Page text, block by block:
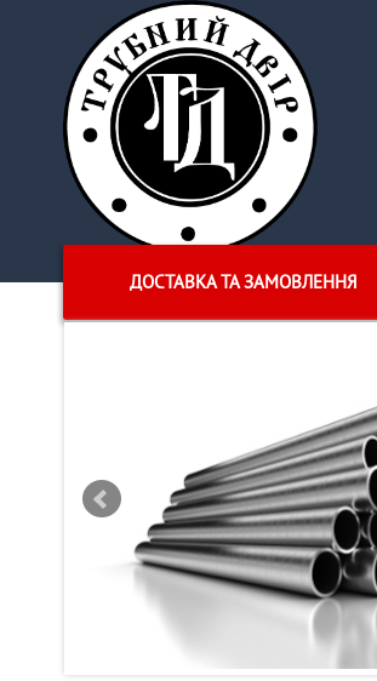
ДОСТАВКА ТА ЗАМОВЛЕННЯ